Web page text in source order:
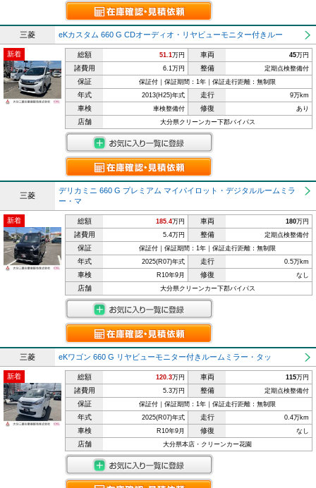
三菱 eKカスタム 660 G CDオーディオ・リヤビューモニター付きルー
新着 総額 51.1万円 車両 45万円
諸費用 6.1万円 整備 定期点検整備付
保証 保証付｜保証期間：1年｜保証走行距離：無制限
年式 2013(H25)年式 走行 9万km
車検 車検整備付 修復 あり
店舗 大分県クリーンカー下郡バイパス
三菱
デリカミニ 660 G プレミアム マイパイロット・デジタルルームミラ
ー・マ
新着 総額 185.4万円 車両 180万円
諸費用 5.4万円 整備 定期点検整備付
保証 保証付｜保証期間：1年｜保証走行距離：無制限
年式 2025(R07)年式 走行 0.5万km
車検 R10年9月 修復 なし
店舗 大分県クリーンカー下郡バイパス
三菱 eKワゴン 660 G リヤビューモニター付きルームミラー・タッ
新着 総額 120.3万円 車両 115万円
諸費用 5.3万円 整備 定期点検整備付
保証 保証付｜保証期間：1年｜保証走行距離：無制限
年式 2025(R07)年式 走行 0.4万km
車検 R10年9月 修復 なし
店舗 大分県本店・クリーンカー花園